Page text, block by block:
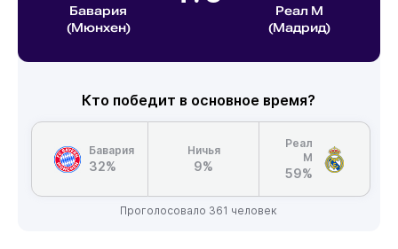
Бавария
(Мюнхен)
Реал М
(Мадрид)
Кто победит в основное время?
Бавария
32%
Ничья
9%
Реал
М
59%
Проголосовало 361 человек